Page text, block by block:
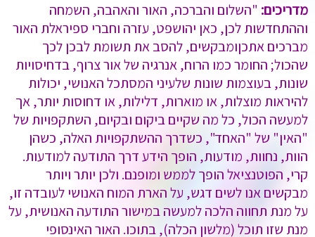
מדריכים: "השלום והברכה, האור והאהבה, השמחה
וההתחדשות לכן, כאן יהושפט, עזרה וחברי ספיראלת האור
מברכים אתכןומבקשים, להסב את תשומת לבכן לכך
שהכול; החומר כמו הרוח, אנרגיה של אור צרוף, בדחיסויות
שונות, בעוצמות שונות שלעיני המסתכל האנושי, יכולות
להיראות מוצלות, או מוארות, דלילות, או דחוסות יותר, אך
למעשה הכול, כל מה שקיים ביקום ובקיום, השתקפויות של
"האין" של "האחד", כשדרך ההשתקפויות האלה, כשהן
הוות, נחוות, מודעות, הופך הידע דרך התודעה למודעות.
קרי, הפוטנציאל הופך לממש ומופנם. ולכן יותר ויותר
מבקשים אנו לשים דגש, על הארת המוח האנושי לעובדה זו,
על מנת תחווה הלכה למעשה במישור התודעה האנושית, על
מנת שזו תוכל (מלשון הכלה), בתוכו. האור האינסופי